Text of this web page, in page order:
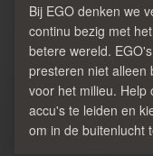
Bij EGO denken we
continu bezig met
betere wereld.
presteren niet alleen
voor het milieu. Help
accu's te leiden en
om in de buitenlucht